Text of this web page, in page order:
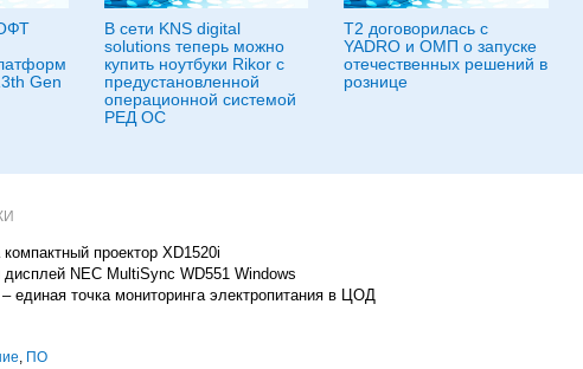
Gen
В сети KNS digital
solutions теперь можно
купить ноутбуки Rikor с
предустановленной
операционной системой
РЕД ОС
T2 договорилась с
YADRO и ОМП о запуске
отечественных решений в
рознице
проектор XD1520i
NEC MultiSync WD551 Windows
единая точка мониторинга электропитания в ЦОД
, ПО